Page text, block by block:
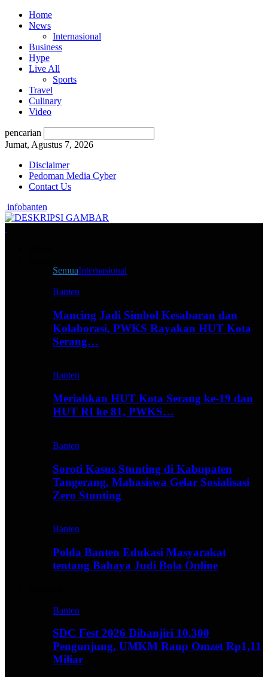
Home
News
Internasional
Business
Hype
Live All
Sports
Travel
Culinary
Video
pencarian
Jumat, Agustus 7, 2026
Disclaimer
Pedoman Media Cyber
Contact Us
infobanten
SemuaInternasional
Banten
Mancing Jadi Simbol Kesabaran dan
Kolaborasi, PWKS Rayakan HUT Kota
Serang…
Banten
Meriahkan HUT Kota Serang ke-19 dan
HUT RI ke 81, PWKS…
Banten
Soroti Kasus Stunting di Kabupaten
Tangerang, Mahasiswa Gelar Sosialisasi
Zero Stunting
Banten
Polda Banten Edukasi Masyarakat
tentang Bahaya Judi Bola Online
Banten
SDC Fest 2026 Dibanjiri 10.300
Pengunjung, UMKM Raup Omzet Rp1,11
Miliar